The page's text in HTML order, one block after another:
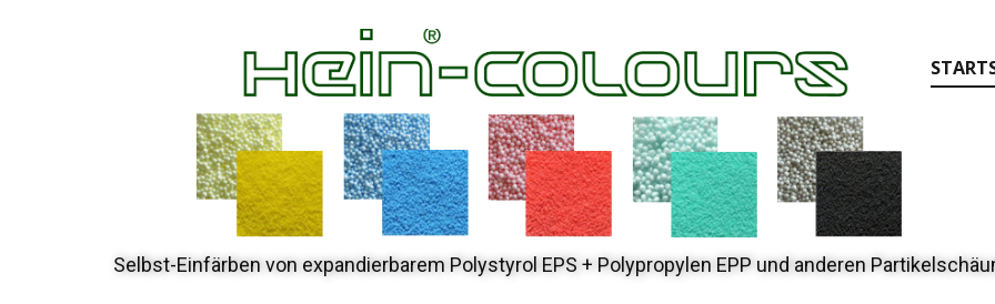
Selbst-Einfärben von expandierbarem Polystyrol EPS + Polypropylen EPP und anderen